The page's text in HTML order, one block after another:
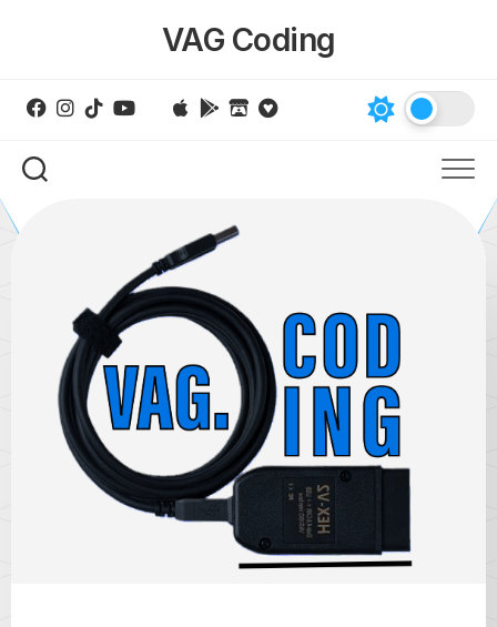
VAG Coding